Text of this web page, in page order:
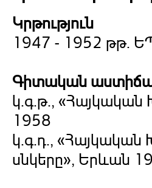
Կրթություն
1947 - 1952 թթ.
Գիտական
կ.գ.թ., «Հայկական
1958
կ.գ.դ.,
սնկերը», Երևան